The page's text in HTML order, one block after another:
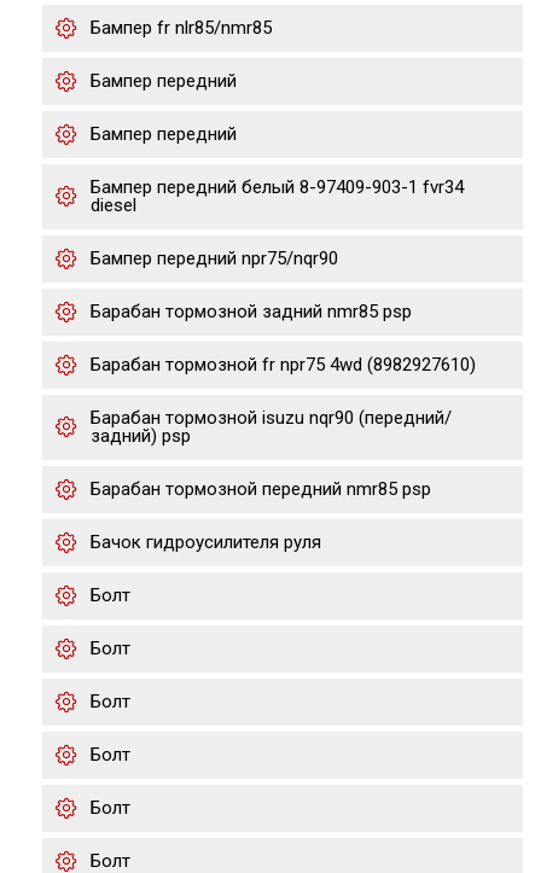
Бампер fr nlr85/nmr85
Бампер передний
Бампер передний
Бампер передний белый 8-97409-903-1 fvr34
diesel
Бампер передний npr75/nqr90
Барабан тормозной задний nmr85 psp
Барабан тормозной fr npr75 4wd (8982927610)
Барабан тормозной isuzu nqr90 (передний/
задний) psp
Барабан тормозной передний nmr85 psp
Бачок гидроусилителя руля
Болт
Болт
Болт
Болт
Болт
Болт